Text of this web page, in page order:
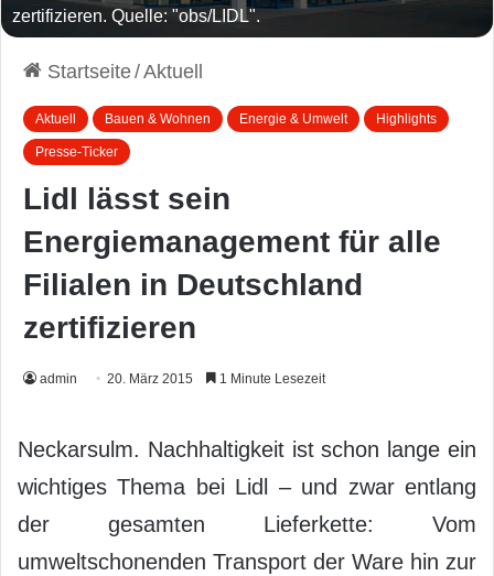
zertifizieren. Quelle: "obs/LIDL".
Startseite/Aktuell
Aktuell Bauen & Wohnen Energie & Umwelt Highlights
Presse-Ticker
Lidl lässt sein
Energiemanagement für alle
Filialen in Deutschland
zertifizieren
admin 20. März 2015 1 Minute Lesezeit
Neckarsulm. Nachhaltigkeit ist schon lange ein
wichtiges Thema bei Lidl – und zwar entlang
der gesamten Lieferkette: Vom
umweltschonenden Transport der Ware hin zur